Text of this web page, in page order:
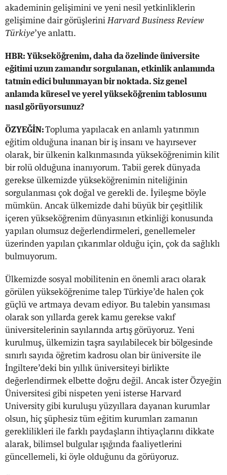
akademinin gelişimini ve yeni nesil yetkinliklerin
gelişimine dair görüşlerini Harvard Business Review
Türkiye’ye anlattı.
HBR: Yükseköğrenim, daha da özelinde üniversite
eğitimi uzun zamandır sorgulanan, etkinlik anlamında
tatmin edici bulunmayan bir noktada. Siz genel
anlamda küresel ve yerel yükseköğrenim tablosunu
nasıl görüyorsunuz?
ÖZYEĞİN:Topluma yapılacak en anlamlı yatırımın
eğitim olduğuna inanan bir iş insanı ve hayırsever
olarak, bir ülkenin kalkınmasında yükseköğrenimin kilit
bir rolü olduğuna inanıyorum. Tabii gerek dünyada
gerekse ülkemizde yükseköğrenimin niteliğinin
sorgulanması çok doğal ve gerekli de. İyileşme böyle
mümkün. Ancak ülkemizde dahi büyük bir çeşitlilik
içeren yükseköğrenim dünyasının etkinliği konusunda
yapılan olumsuz değerlendirmeleri, genellemeler
üzerinden yapılan çıkarımlar olduğu için, çok da sağlıklı
bulmuyorum.
Ülkemizde sosyal mobilitenin en önemli aracı olarak
görülen yükseköğrenime talep Türkiye’de halen çok
güçlü ve artmaya devam ediyor. Bu talebin yansıması
olarak son yıllarda gerek kamu gerekse vakıf
üniversitelerinin sayılarında artış görüyoruz. Yeni
kurulmuş, ülkemizin taşra sayılabilecek bir bölgesinde
sınırlı sayıda öğretim kadrosu olan bir üniversite ile
İngiltere’deki bin yıllık üniversiteyi birlikte
değerlendirmek elbette doğru değil. Ancak ister Özyeğin
Üniversitesi gibi nispeten yeni isterse Harvard
University gibi kuruluşu yüzyıllara dayanan kurumlar
olsun, hiç şüphesiz tüm eğitim kurumları zamanın
gereklilikleri ile farklı paydaşların ihtiyaçlarını dikkate
alarak, bilimsel bulgular ışığında faaliyetlerini
güncellemeli, ki öyle olduğunu da görüyoruz.